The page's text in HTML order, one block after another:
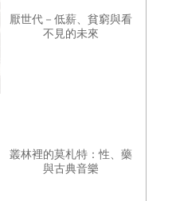
厭世代－低薪、貧窮與看
不見的未來
叢林裡的莫札特：性、藥
與古典音樂